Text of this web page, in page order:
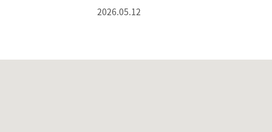
2026.05.12